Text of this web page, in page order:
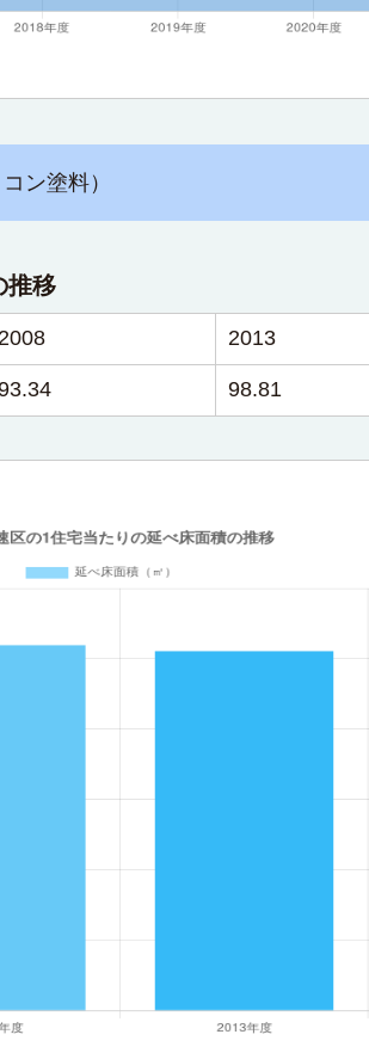
ン塗料）
推移
2008 2013
98.81